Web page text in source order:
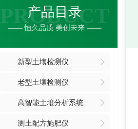
产品目录
PRODUCT
—— 恒久品质 美创未来 ——
新型土壤检测仪
老型土壤检测仪
高智能土壤分析系统
测土配方施肥仪